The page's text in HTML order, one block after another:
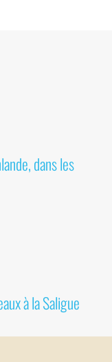
dans les
à la Saligue